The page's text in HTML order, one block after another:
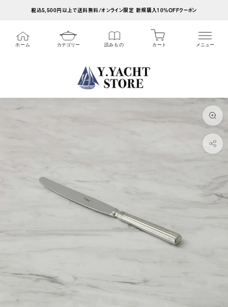
税込5,500円以上で送料無料/オンライン限定 新規購入10%OFFクーポン
ホーム カテゴリー 読みもの カート メニュー